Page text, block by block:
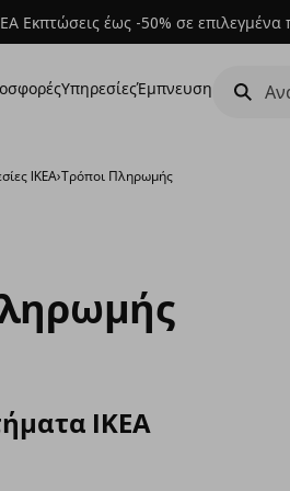
Εκπτώσεις έως -50% σε
ΥπηρεσίεςΈμπνευση
IKEA›Τρόποι Πληρωμής
IKEA